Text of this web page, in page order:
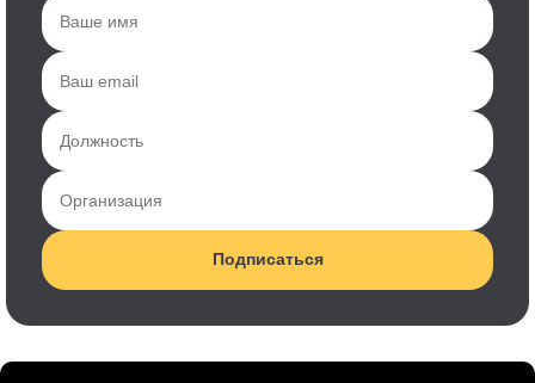
Подписаться